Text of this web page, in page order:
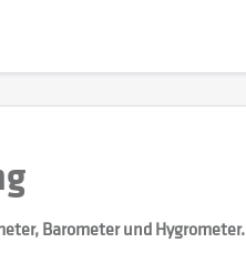
Barometer und Hygrometer.